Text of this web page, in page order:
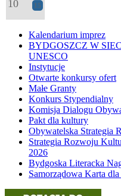
10 15
Kalendarium imprez
BYDGOSZCZ W
UNESCO
Instytucje
Otwarte konkursy ofert
Małe Granty
Konkurs Stypendialny
Komisja Dialogu
Pakt dla kultury
Obywatelska Strategia
Strategia Rozwoju
2026
Bydgoska Literacka
Samorządowa Karta